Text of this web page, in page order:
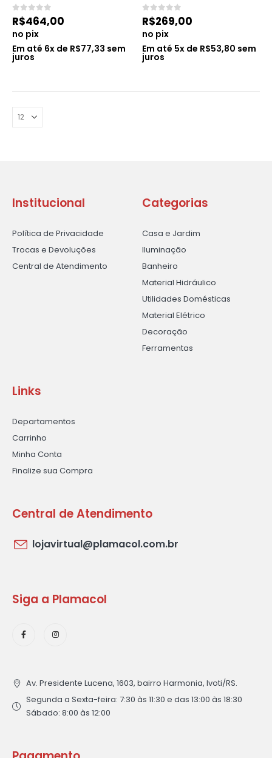
0de 5
R$464,00
no pix
Em até 6x de R$77,33 sem
juros
0de 5
R$269,00
no pix
Em até 5x de R$53,80 sem
juros
Institucional
Política de Privacidade
Trocas e Devoluções
Central de Atendimento
Categorias
Casa e Jardim
Iluminação
Banheiro
Material Hidráulico
Utilidades Domésticas
Material Elétrico
Decoração
Ferramentas
Links
Departamentos
Carrinho
Minha Conta
Finalize sua Compra
Central de Atendimento
lojavirtual@plamacol.com.br
Siga a Plamacol
Av. Presidente Lucena, 1603, bairro Harmonia, Ivoti/RS.
Segunda a Sexta-feira: 7:30 às 11:30 e das 13:00 às 18:30
Sábado: 8:00 às 12:00